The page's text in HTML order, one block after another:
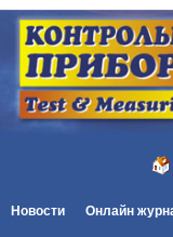
Новости Онлайн